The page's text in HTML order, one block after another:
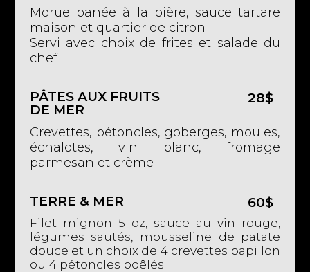
Morue panée à la bière, sauce tartare
maison et quartier de citron
Servi avec choix de frites et salade du
chef
PÂTES AUX FRUITS
DE MER
Crevettes, pétoncles, goberges, moules,
échalotes, vin blanc, fromage
parmesan et crème
28$
TERRE & MER
Filet mignon 5 oz, sauce au vin rouge,
légumes sautés, mousseline de patate
douce et un choix de 4 crevettes papillon
ou 4 pétoncles poêlés
60$